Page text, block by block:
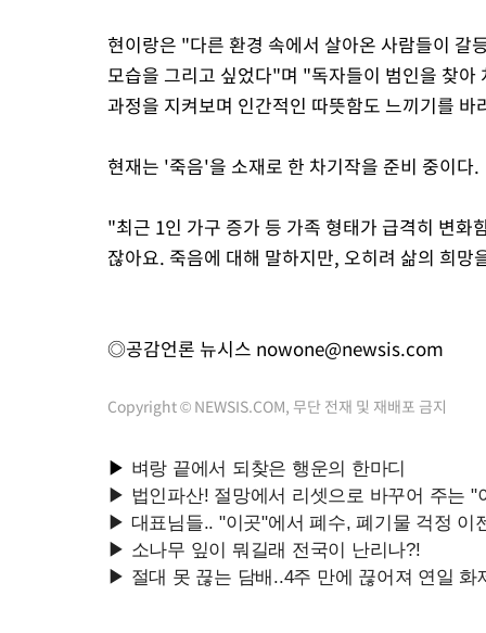
현이랑은 "다른 환경 속에서 살아온 사람들이 갈
모습을 그리고 싶었다"며 "독자들이 범인을 찾
과정을 지켜보며 인간적인 따뜻함도 느끼기를
현재는 '죽음'을 소재로 한 차기작을 준비 중이다.
"최근 1인 가구 증가 등 가족 형태가 급격히 변
잖아요. 죽음에 대해 말하지만, 오히려 삶의 희
◎공감언론 뉴시스 nowone@newsis.com
Copyright © NEWSIS.COM, 무단 전재 및 재배포 금지